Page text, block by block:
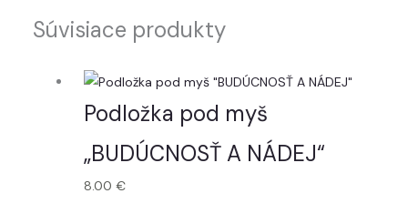
Súvisiace produkty
Podložka pod myš
„BUDÚCNOSŤ A NÁDEJ“
8.00 €